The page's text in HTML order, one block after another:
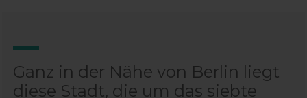
Melden Sie sich an, um Rabatte von bis zu 70% zu
erhaltenSprache
Ganz in der Nähe von Berlin liegt
diese Stadt, die um das siebte